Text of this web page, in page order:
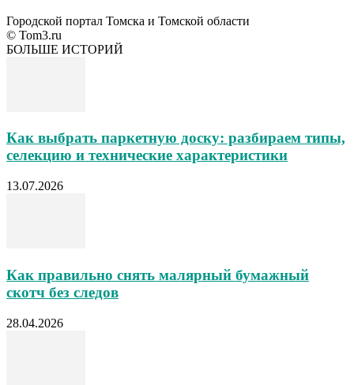
Городской портал Томска и Томской области
© Tom3.ru
БОЛЬШЕ ИСТОРИЙ
Как выбрать паркетную доску: разбираем типы,
селекцию и технические характеристики
13.07.2026
Как правильно снять малярный бумажный
скотч без следов
28.04.2026